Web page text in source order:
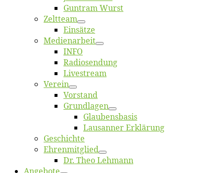
Gun­tram Wurst
Zelt­team
Ein­sät­ze
Me­di­en­ar­beit
INFO
Ra­dio­sen­dung
Live­stream
Ver­ein
Vor­stand
Grund­la­gen
Glaubens­ba­sis
Lausan­ner Erklärung
Ge­schich­te
Eh­ren­mit­glied
Dr. Theo Lehmann